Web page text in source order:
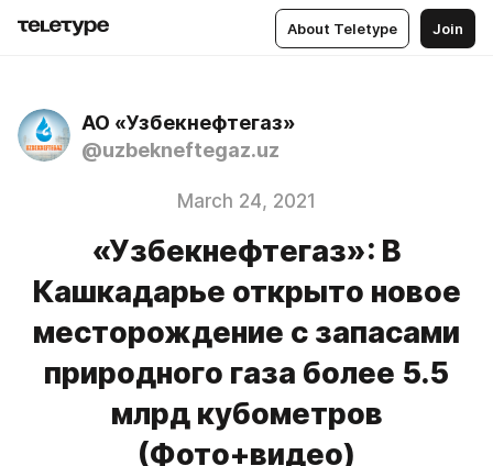
About Teletype Join
АО «Узбекнефтегаз»
@uzbekneftegaz.uz
March 24, 2021
«Узбекнефтегаз»: В
Кашкадарье открыто новое
месторождение с запасами
природного газа более 5.5
млрд кубометров
(Фото+видео)